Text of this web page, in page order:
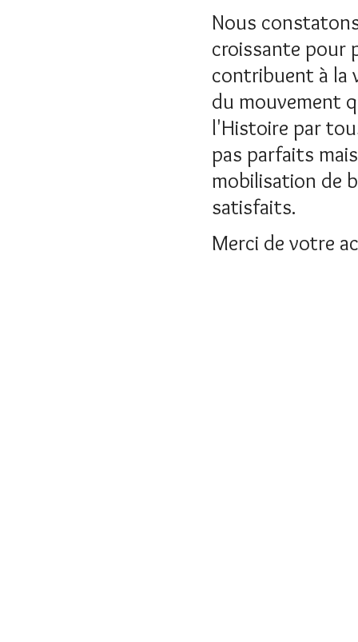
Nous
croissante pour
contribuent à la
du mouvement
l'Histoire par
pas parfaits
mobilisation de
satisfaits.
Merci de votre